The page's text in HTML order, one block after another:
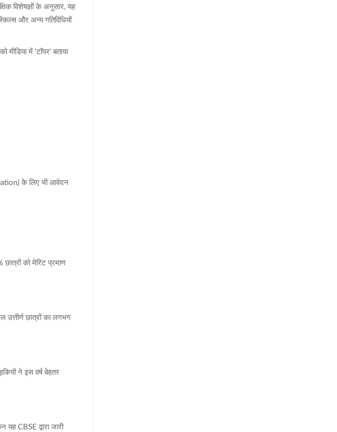
विशेषज्ञों के अनुसार, यह
और अन्य गतिविधियों
में 'टॉपर' बताया
के लिए भी आवेदन
को मेरिट प्रमाण
छात्रों का लगभग
ने इस वर्ष बेहतर
CBSE द्वारा जारी